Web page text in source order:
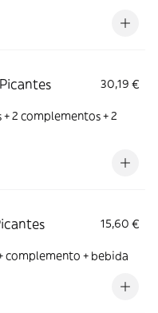
30,19 €
2 complementos + 2
15,60 €
complemento + bebida